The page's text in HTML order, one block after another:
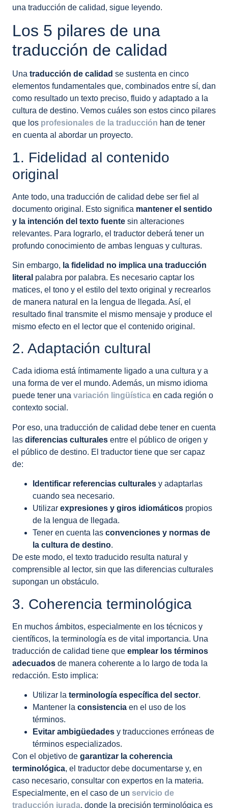
una traducción de calidad, sigue leyendo.
Los 5 pilares de una
traducción de calidad
Una traducción de calidad se sustenta en cinco
elementos fundamentales que, combinados entre sí, dan
como resultado un texto preciso, fluido y adaptado a la
cultura de destino. Vemos cuáles son estos cinco pilares
que los profesionales de la traducción han de tener
en cuenta al abordar un proyecto.
1. Fidelidad al contenido
original
Ante todo, una traducción de calidad debe ser fiel al
documento original. Esto significa mantener el sentido
y la intención del texto fuente sin alteraciones
relevantes. Para lograrlo, el traductor deberá tener un
profundo conocimiento de ambas lenguas y culturas.
Sin embargo, la fidelidad no implica una traducción
literal palabra por palabra. Es necesario captar los
matices, el tono y el estilo del texto original y recrearlos
de manera natural en la lengua de llegada. Así, el
resultado final transmite el mismo mensaje y produce el
mismo efecto en el lector que el contenido original.
2. Adaptación cultural
Cada idioma está íntimamente ligado a una cultura y a
una forma de ver el mundo. Además, un mismo idioma
puede tener una variación lingüística en cada región o
contexto social.
Por eso, una traducción de calidad debe tener en cuenta
las diferencias culturales entre el público de origen y
el público de destino. El traductor tiene que ser capaz
de:
Identificar referencias culturales y adaptarlas
cuando sea necesario.
Utilizar expresiones y giros idiomáticos propios
de la lengua de llegada.
Tener en cuenta las convenciones y normas de
la cultura de destino.
De este modo, el texto traducido resulta natural y
comprensible al lector, sin que las diferencias culturales
supongan un obstáculo.
3. Coherencia terminológica
En muchos ámbitos, especialmente en los técnicos y
científicos, la terminología es de vital importancia. Una
traducción de calidad tiene que emplear los términos
adecuados de manera coherente a lo largo de toda la
redacción. Esto implica:
Utilizar la terminología específica del sector.
Mantener la consistencia en el uso de los
términos.
Evitar ambigüedades y traducciones erróneas de
términos especializados.
Con el objetivo de garantizar la coherencia
terminológica, el traductor debe documentarse y, en
caso necesario, consultar con expertos en la materia.
Especialmente, en el caso de un servicio de
traducción jurada, donde la precisión terminológica es